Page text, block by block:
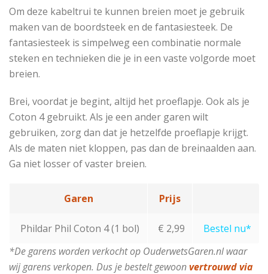
Om deze kabeltrui te kunnen breien moet je gebruik
maken van de boordsteek en de fantasiesteek. De
fantasiesteek is simpelweg een combinatie normale
steken en technieken die je in een vaste volgorde moet
breien.
Brei, voordat je begint, altijd het proeflapje. Ook als je
Coton 4 gebruikt. Als je een ander garen wilt
gebruiken, zorg dan dat je hetzelfde proeflapje krijgt.
Als de maten niet kloppen, pas dan de breinaalden aan.
Ga niet losser of vaster breien.
Garen Prijs
Phildar Phil Coton 4 (1 bol) € 2,99
Bestel nu*
*De garens worden verkocht op OuderwetsGaren.nl waar
wij garens verkopen. Dus je bestelt gewoonvertrouwd via